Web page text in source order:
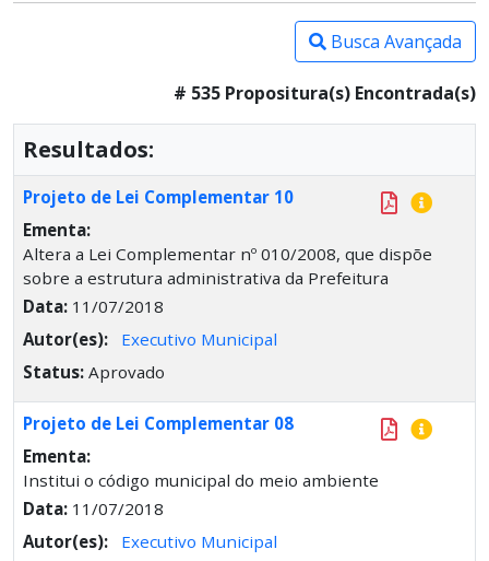
Busca Avançada
# 535 Propositura(s) Encontrada(s)
Resultados:
Projeto de Lei Complementar 10
Ementa:
Altera a Lei Complementar nº 010/2008, que dispõe
sobre a estrutura administrativa da Prefeitura
Data: 11/07/2018
Autor(es):
Executivo Municipal
Status: Aprovado
Projeto de Lei Complementar 08
Ementa:
Institui o código municipal do meio ambiente
Data: 11/07/2018
Autor(es):
Executivo Municipal